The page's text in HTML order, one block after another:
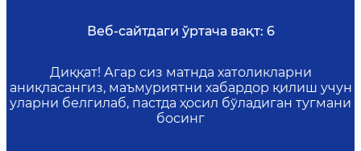
Веб-сайтдаги ўртача вақт: 6
Диққат! Агар сиз матнда хатоликларни
аниқласангиз, маъмуриятни хабардор қилиш учун
уларни белгилаб, пастда ҳосил бўладиган тугмани
босинг